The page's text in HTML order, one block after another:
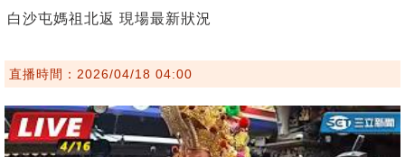
白沙屯媽祖北返 現場最新狀況
直播時間：2026/04/18 04:00